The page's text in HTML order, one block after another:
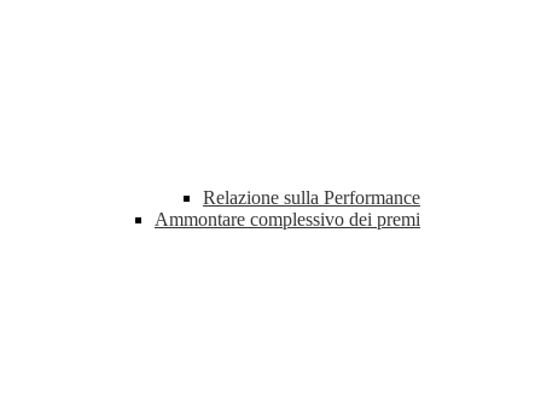
Relazione sulla Performance
Ammontare complessivo dei premi